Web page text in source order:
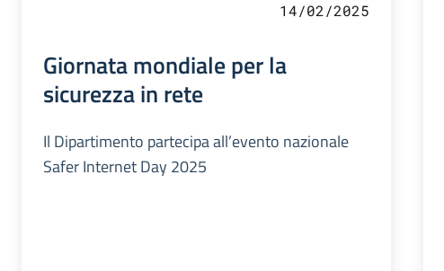
14/02/2025
Giornata mondiale per la
sicurezza in rete
Il Dipartimento partecipa all’evento nazionale
Safer Internet Day 2025